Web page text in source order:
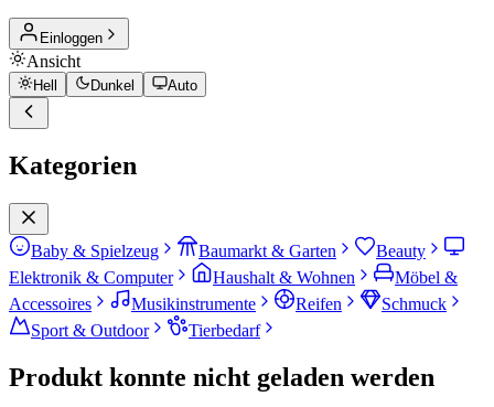
Einloggen
Ansicht
Hell Dunkel Auto
Kategorien
Baby & Spielzeug Baumarkt & Garten
Beauty
Elektronik & Computer
Haushalt & Wohnen
Möbel &
Accessoires
Musikinstrumente Reifen
Schmuck
Sport & Outdoor
Tierbedarf
Produkt konnte nicht geladen werden